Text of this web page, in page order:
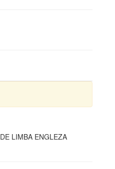
LIMBA ENGLEZA